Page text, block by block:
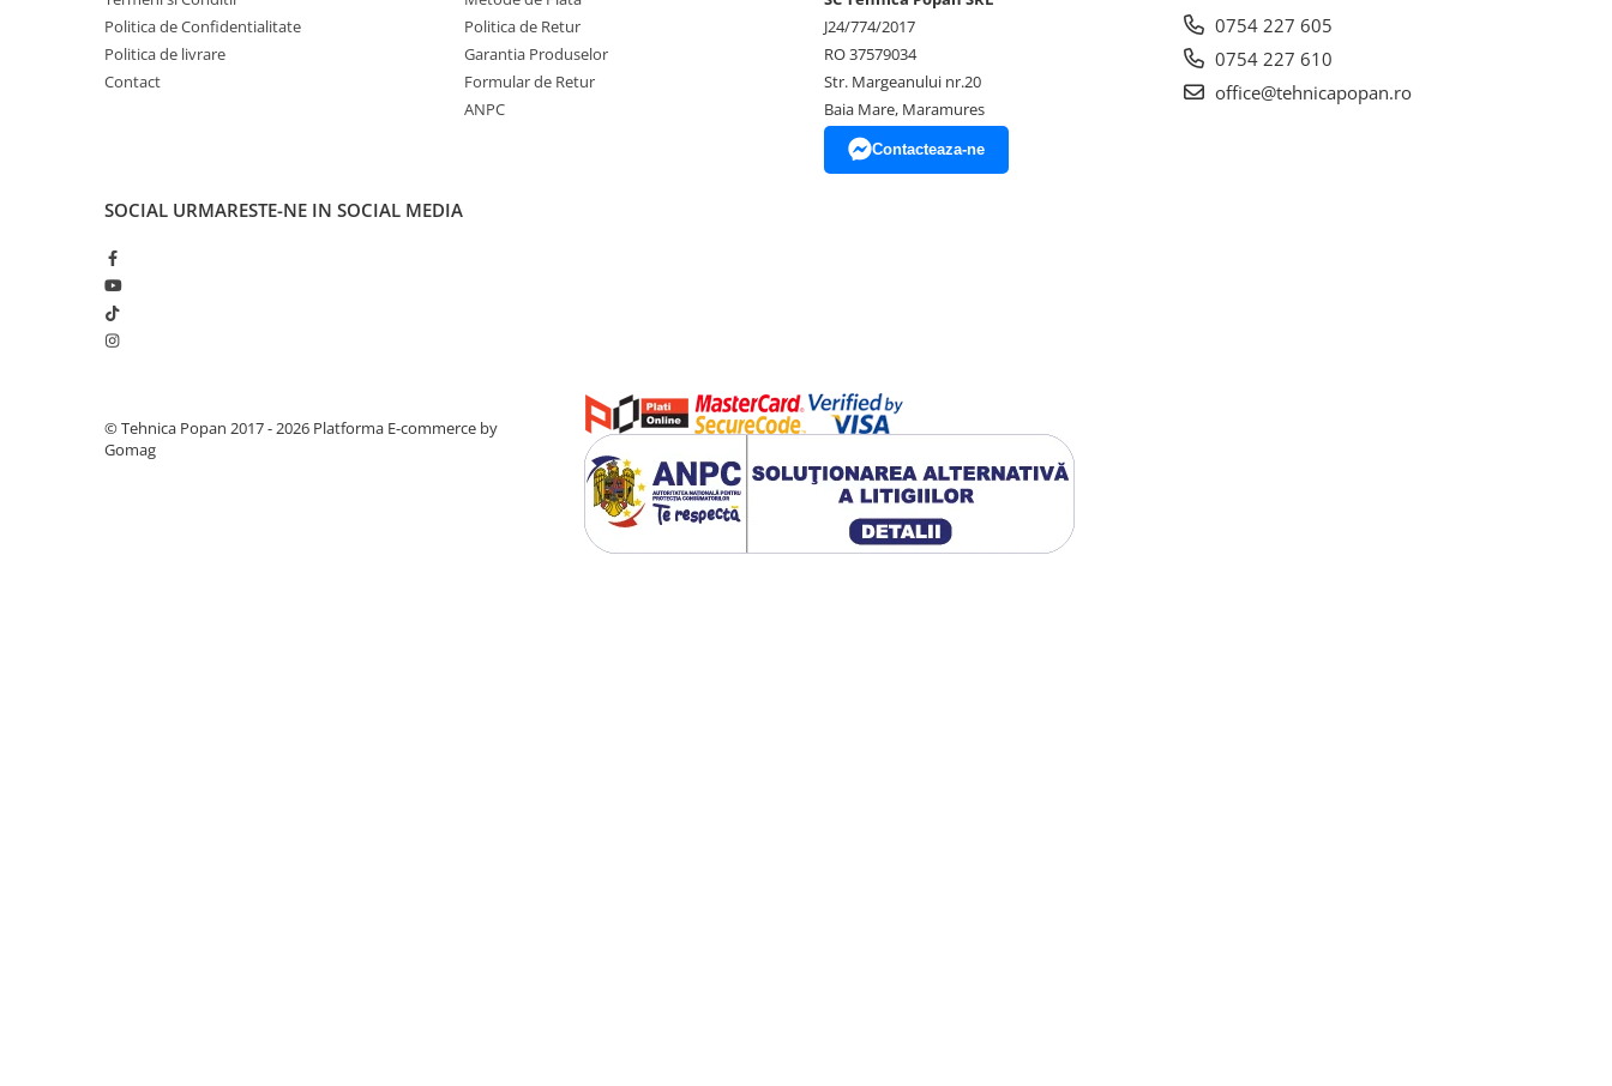
1.7.2. Placute de frana
1.8. Transmisie
1.8.1. Prize de putere
1.8.2. Cutii viteze
1.8.4. Transmisie punte spate
Politica de Confidentialitate
Politica de livrare
Contact
Politica de Retur
Garantia Produselor
Formular de Retur
ANPC
J24/774/2017
RO 37579034
Str. Margeanului nr.20
Baia Mare, Maramures
Contacteaza-ne
0754 227 605
0754 227 610
office@tehnicapopan.ro
SOCIAL URMARESTE-NE IN SOCIAL MEDIA
© Tehnica Popan 2017 - 2026 Platforma E-commerce by
Gomag